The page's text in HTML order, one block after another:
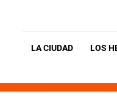
LA CIUDAD LOS